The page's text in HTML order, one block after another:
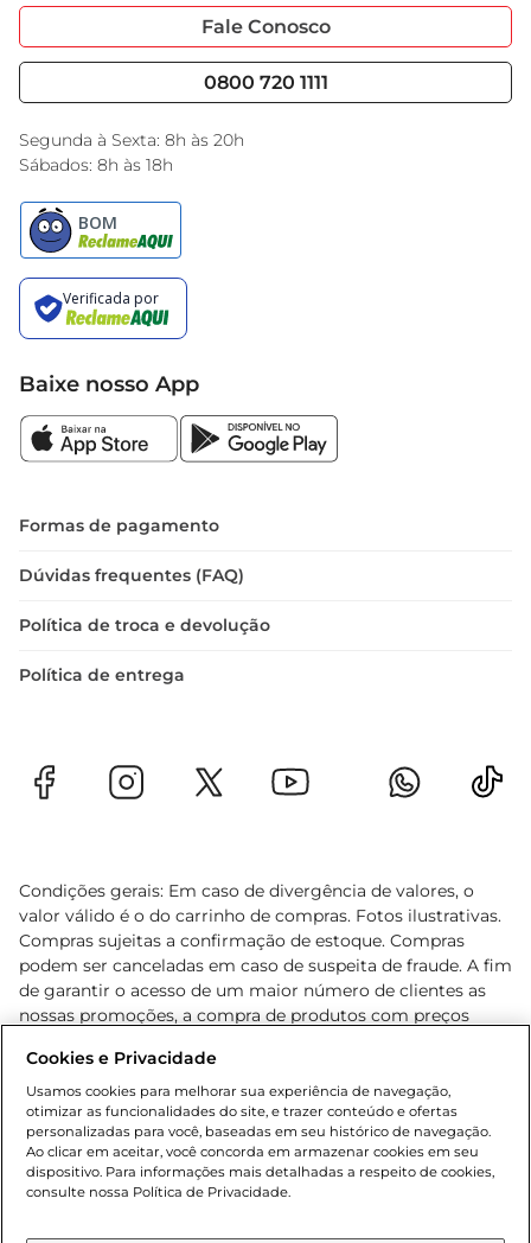
Portal do Fornecedo
Nossas Lojas
Serviços
Black Friday
Encarte do Dia
Fale Conosco
0800 720 1111
Segunda à Sexta: 8h às 20h
Sábados: 8h às 18h
Baixe nosso App
Formas de pagamento
Dúvidas frequentes (FAQ)
Política de troca e devolução
Política de entrega
Condições gerais: Em caso de divergência de valores, o
valor válido é o do carrinho de compras. Fotos ilustrativas.
Compras sujeitas a confirmação de estoque. Compras
podem ser canceladas em caso de suspeita de fraude. A fim
de garantir o acesso de um maior número de clientes as
nossas promoções, a compra de produtos com preços
cliente. Os preços, ofertas e condições são exclusivos para
o e-commerce e válidos durante o dia de hoje, podendo
sofrer alterações sem prévia notificação. Proibida a venda
de bebidas alcoólicas para menores de 18 anos, conforme
Lei n.º 8069/90, art. 81, inciso II (Estatuto da Criança e do
Adolescente). Preços e condições exclusivos para o
Cookies e Privacidade
Usamos cookies para melhorar sua experiência de navegação,
otimizar as funcionalidades do site, e trazer conteúdo e ofertas
personalizadas para você, baseadas em seu histórico de navegação.
Ao clicar em aceitar, você concorda em armazenar cookies em seu
dispositivo. Para informações mais detalhadas a respeito de cookies,
consulte nossa Política de Privacidade.